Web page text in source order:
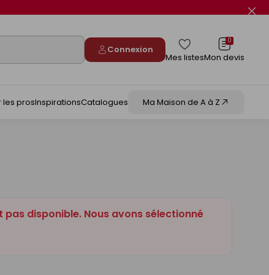
Connexion
Mes listes
0
Mon devis
les prosInspirationsCatalogues Ma Maison de A à Z
disponible. Nous avons sélectionné